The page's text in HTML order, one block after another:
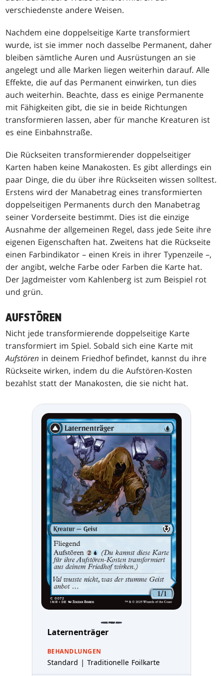
verschiedenste andere Weisen.
Nachdem eine doppelseitige Karte transformiert
wurde, ist sie immer noch dasselbe Permanent, daher
bleiben sämtliche Auren und Ausrüstungen an sie
angelegt und alle Marken liegen weiterhin darauf. Alle
Effekte, die auf das Permanent einwirken, tun dies
auch weiterhin. Beachte, dass es einige Permanente
mit Fähigkeiten gibt, die sie in beide Richtungen
transformieren lassen, aber für manche Kreaturen ist
es eine Einbahnstraße.
Die Rückseiten transformierender doppelseitiger
Karten haben keine Manakosten. Es gibt allerdings ein
paar Dinge, die du über ihre Rückseiten wissen solltest.
Erstens wird der Manabetrag eines transformierten
doppelseitigen Permanents durch den Manabetrag
seiner Vorderseite bestimmt. Dies ist die einzige
Ausnahme der allgemeinen Regel, dass jede Seite ihre
eigenen Eigenschaften hat. Zweitens hat die Rückseite
einen Farbindikator – einen Kreis in ihrer Typenzeile –,
der angibt, welche Farbe oder Farben die Karte hat.
Der Jagdmeister vom Kahlenberg ist zum Beispiel rot
und grün.
AUFSTÖREN
Nicht jede transformierende doppelseitige Karte
transformiert im Spiel. Sobald sich eine Karte mit
Aufstören in deinem Friedhof befindet, kannst du ihre
Rückseite wirken, indem du die Aufstören-Kosten
bezahlst statt der Manakosten, die sie nicht hat.
Laternenträger
BEHANDLUNGEN
Standard | Traditionelle Foilkarte